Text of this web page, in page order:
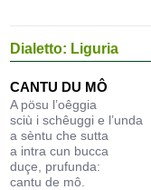
Dialetto: Liguria
CANTU DU MÔ
A pösu l’oêggia
sciù i schêuggi e l’unda
a sèntu che sutta
a intra cun bucca
duçe, prufunda:
cantu de mô.